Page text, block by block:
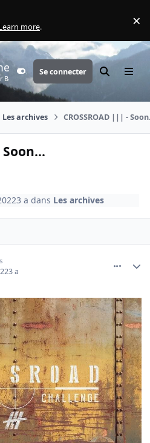
more. ×
Customizer
Se connecter Rechercher
Menu
Les archives CROSSROAD ||| -
3 a dans Les archives
3 a